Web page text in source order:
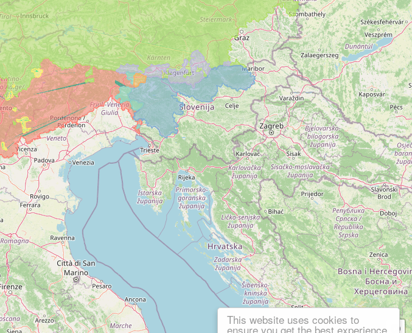
This website uses cookies to
ensure you get the best experience